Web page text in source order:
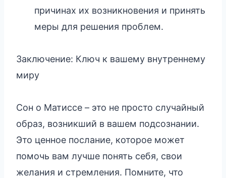
причинах их возникновения и принять
меры для решения проблем.
Заключение: Ключ к вашему внутреннему
миру
Сон о Матиссе – это не просто случайный
образ, возникший в вашем подсознании.
Это ценное послание, которое может
помочь вам лучше понять себя, свои
желания и стремления. Помните, что